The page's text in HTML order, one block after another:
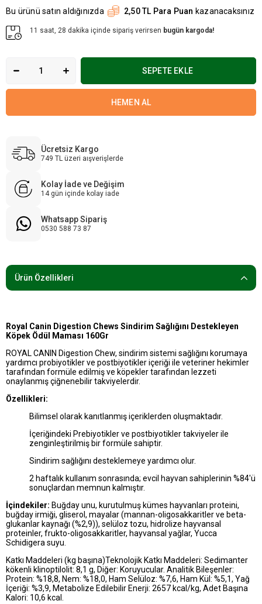
Bu ürünü satın aldığınızda 2,50 TL Para Puan kazanacaksınız
11 saat, 28 dakika içinde sipariş verirsen bugün kargoda!
Ücretsiz Kargo
749 TL üzeri aışverişlerde
Kolay İade ve Değişim
14 gün içinde kolay iade
Whatsapp Sipariş
0530 588 73 87
Ürün Özellikleri
Royal Canin Digestion Chews Sindirim Sağlığını Destekleyen
Köpek Ödül Maması 160Gr
ROYAL CANIN Digestion Chew, sindirim sistemi sağlığını korumaya
yardımcı probiyotikler ve postbiyotikler içeriği ile veteriner hekimler
tarafından formüle edilmiş ve köpekler tarafından lezzeti
onaylanmış çiğnenebilir takviyelerdir.
Özellikleri:
Bilimsel olarak kanıtlanmış içeriklerden oluşmaktadır.
İçeriğindeki Prebiyotikler ve postbiyotikler takviyeler ile
zenginleştirilmiş bir formüle sahiptir.
Sindirim sağlığını desteklemeye yardımcı olur.
2 haftalık kullanım sonrasında; evcil hayvan sahipl erinin %84'ü
sonuçlardan memnun kalmıştır.
İçindekiler: Buğday unu, kurutulmuş kümes hayvanları proteini,
buğday irmiği, gliserol, mayalar (mannan-oligosakkaritler ve beta-
glukanlar kaynağı (%2,9)), selüloz tozu, hidrolize hayvansal
proteinler, frukto-oligosakkaritler, hayvansal yağlar, Yucca
Schidigera suyu.
Katkı Maddeleri (kg başına)Teknolojik Katkı Maddeleri: Sedimanter
kökenli klinoptilolit: 8,1 g, Diğer: Koruyucular. Analitik Bileşenler:
Protein: %18,8, Nem: %18,0, Ham Selüloz: %7,6, Ham Kül: %5,1, Yağ
İçeriği: %3,9, Metabolize Edilebilir Enerji: 2657 kcal/kg, Adet Başına
Kalori: 10,6 kcal.